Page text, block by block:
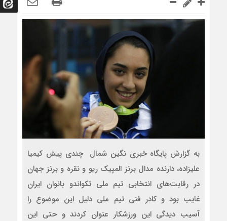
به گزارش پایگاه خبری نگین شمال چندی پیش کیمیا
علیزاده، دارنده مدال برنز المپیک ریو و نقره و برنز جهان
در رقابت‌های انتخابی تیم ملی تکواندو بانوان ایران
غایب بود و کادر فنی تیم ملی دلیل این موضوع را
آسیب دیدگی این ورزشکار عنوان کردند و حتی این